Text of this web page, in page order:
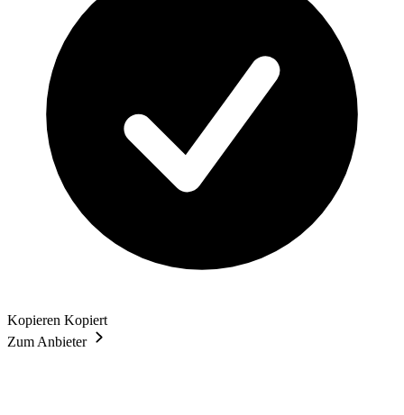
Kopieren Kopiert
Zum Anbieter